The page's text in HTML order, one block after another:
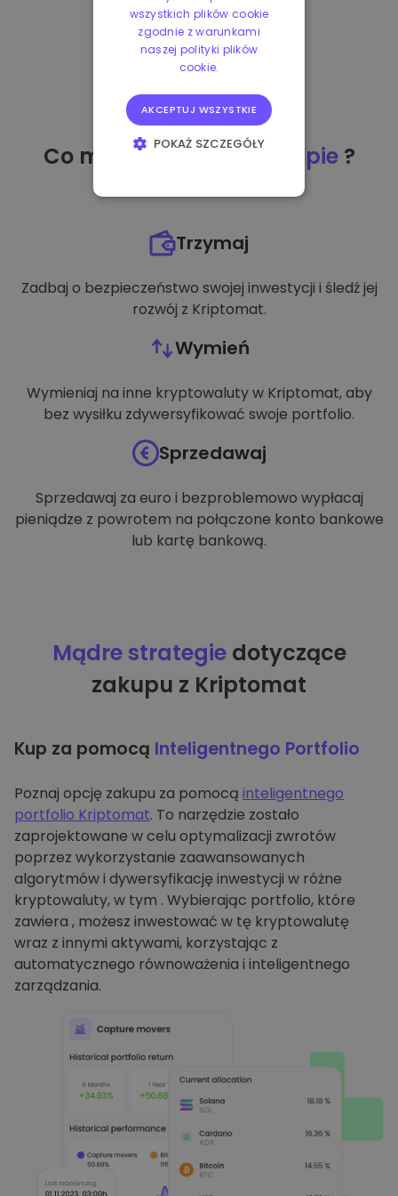
Co mogę zrobićpo zakupie?
Trzymaj
Zadbaj o bezpieczeństwo swojej inwestycji i śledź jej
rozwój z Kriptomat.
Wymień
Wymieniaj na inne kryptowaluty w Kriptomat, aby
bez wysiłku zdywersyfikować swoje portfolio.
Sprzedawaj
Sprzedawaj za euro i bezproblemowo wypłacaj
pieniądze z powrotem na połączone konto bankowe
lub kartę bankową.
Mądre strategiedotyczące
zakupu z Kriptomat
Kup za pomocą Inteligentnego Portfolio
Poznaj opcję zakupu za pomocą inteligentnego
portfolio Kriptomat. To narzędzie zostało
zaprojektowane w celu optymalizacji zwrotów
poprzez wykorzystanie zaawansowanych
algorytmów i dywersyfikację inwestycji w różne
kryptowaluty, w tym . Wybierając portfolio, które
zawiera , możesz inwestować w tę kryptowalutę
wraz z innymi aktywami, korzystając z
automatycznego równoważenia i inteligentnego
zarządzania.
wszystkich plików cookie
zgodnie z warunkami
naszej polityki plików
cookie.
AKCEPTUJ WSZYSTKIE
POKAŻ SZCZEGÓŁY
TARGETOWANIE
FUNKCJONALNOŚĆ